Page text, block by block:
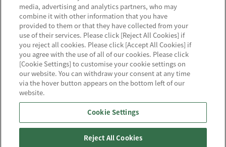
ニュースリリース
お知らせ
お問い合わせ／サポート
ハウジング・クラウド・ストリーミングの
NTTスマートコネクト
media, advertising and analytics partners, who may
combine it with other information that you have
provided to them or that they have collected from your
use of their services. Please click [Reject All Cookies] if
you reject all cookies. Please click [Accept All Cookies] if
you agree with the use of all of our cookies. Please click
[Cookie Settings] to customise your cookie settings on
our website. You can withdraw your consent at any time
via the hover button appears on the bottom left of our
website.
Cookie Settings
Reject All Cookies